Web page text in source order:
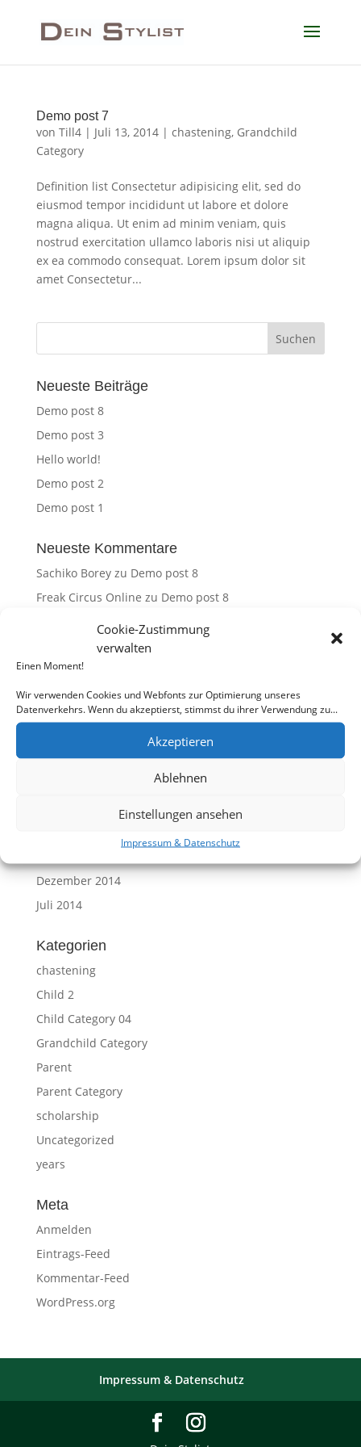
Cookie-Zustimmung
verwalten
Einen Moment!
Wir verwenden Cookies und Webfonts zur Optimierung unseres
Datenverkehrs. Wenn du akzeptierst, stimmst du ihrer Verwendung zu...
Akzeptieren
Ablehnen
Einstellungen ansehen
Impressum & Datenschutz
Demo post 7
von Till4| Juli 13, 2014| chastening, Grandchild
Category
Definition list Consectetur adipisicing elit, sed do
eiusmod tempor incididunt ut labore et dolore
magna aliqua. Ut enim ad minim veniam, quis
nostrud exercitation ullamco laboris nisi ut aliquip
ex ea commodo consequat. Lorem ipsum dolor sit
amet Consectetur...
Neueste Beiträge
Demo post 8
Demo post 3
Hello world!
Demo post 2
Demo post 1
Neueste Kommentare
Sachiko Boreyzu Demo post 8
Freak Circus Online zu Demo post 8
online casino 25 euro astropay
Read My Post Herezu
Shandra Kammerzell
Archiv
Dezember 2016
Dezember 2014
Juli 2014
Kategorien
chastening
Child 2
Child Category 04
Grandchild Category
Parent
Parent Category
scholarship
Uncategorized
years
Meta
Anmelden
Eintrags-Feed
Kommentar-Feed
WordPress.org
Impressum & Datenschutz